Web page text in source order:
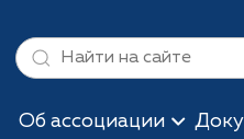
Об ассоциации